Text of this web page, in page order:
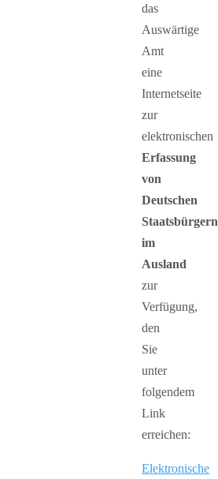
das
Auswärtige
Amt
eine
Internetseite
zur
elektronischen
Erfassung
von
Deutschen
Staatsbürgern
im
Ausland
zur
Verfügung,
den
Sie
unter
folgendem
Link
erreichen:
Elektronische